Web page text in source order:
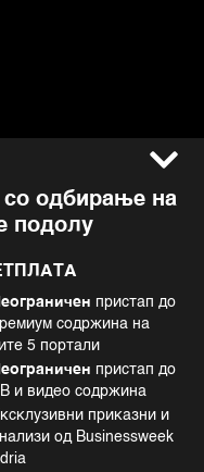
одбирање на
подолу
пристап до
содржина на
5 портали
пристап до
и видео содржина
приказни и
од Businessweek
BLOOMBERG and the
and service marks of
displayed with permission
SA Property